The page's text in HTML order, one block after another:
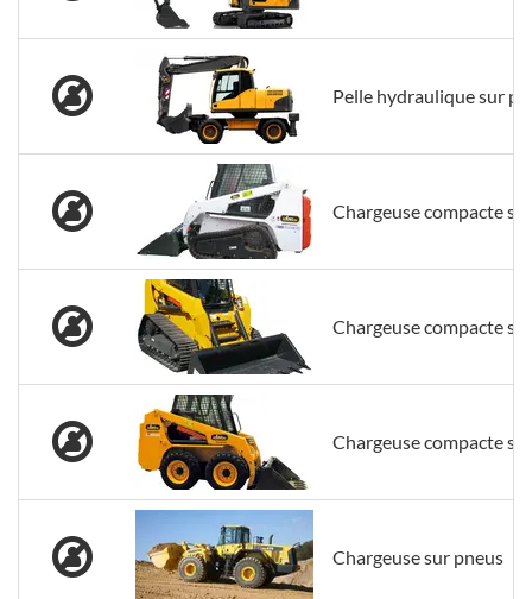
Pelle hydraulique sur
Chargeuse compacte
Chargeuse compacte
Chargeuse compacte
Chargeuse sur pneus